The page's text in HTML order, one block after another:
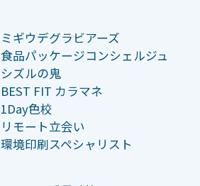
ミギウデグラビアーズ
食品パッケージコンシェルジュ
シズルの鬼
BEST FIT カラマネ
1Day色校
リモート立会い
環境印刷スペシャリスト